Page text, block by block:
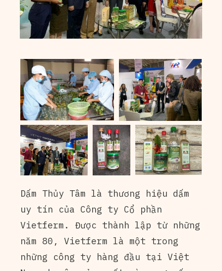
Dấm Thủy Tâm là thương hiệu dấm
uy tín của Công ty Cổ phần
Vietferm. Được thành lập từ những
năm 80, Vietferm là một trong
những công ty hàng đầu tại Việt